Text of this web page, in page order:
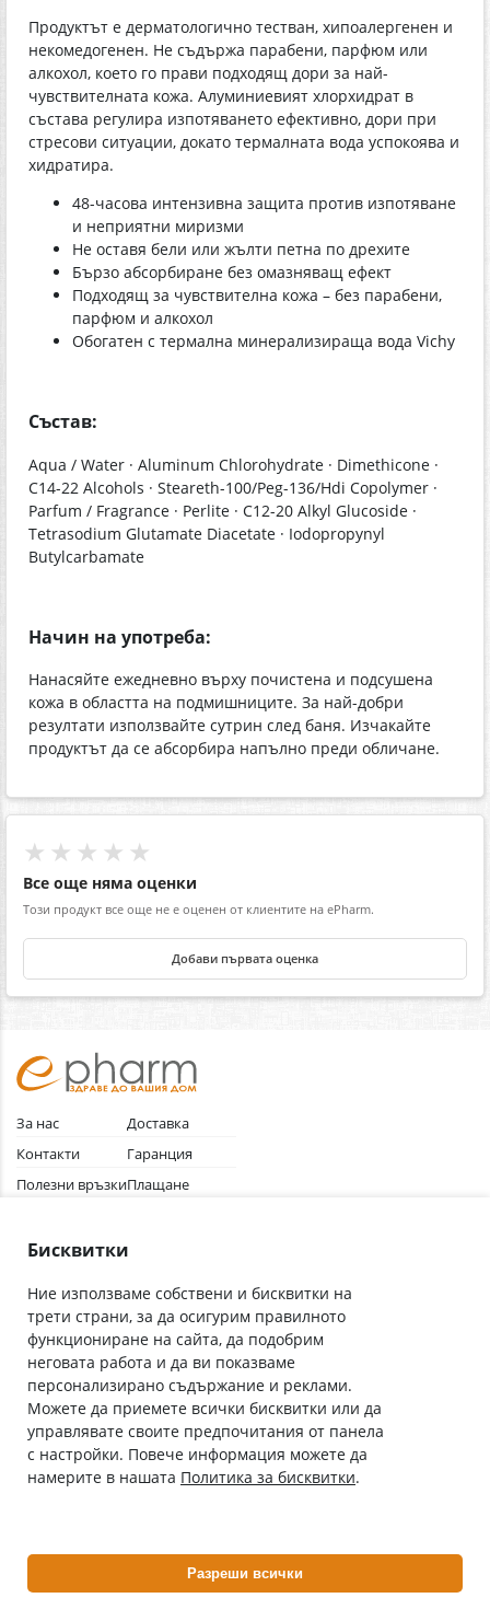
Продуктът е дерматологично тестван, хипоалергенен и
некомедогенен. Не съдържа парабени, парфюм или
алкохол, което го прави подходящ дори за най-
чувствителната кожа. Алуминиевият хлорхидрат в
състава регулира изпотяването ефективно, дори при
стресови ситуации, докато термалната вода успокоява и
хидратира.
48-часова интензивна защита против изпотяване
и неприятни миризми
Не оставя бели или жълти петна по дрехите
Бързо абсорбиране без омазняващ ефект
Подходящ за чувствителна кожа – без парабени,
парфюм и алкохол
Обогатен с термална минерализираща вода Vichy
Състав:
Aqua / Water · Aluminum Chlorohydrate · Dimethicone ·
C14-22 Alcohols · Steareth-100/Peg-136/Hdi Copolymer ·
Parfum / Fragrance · Perlite · C12-20 Alkyl Glucoside ·
Tetrasodium Glutamate Diacetate · Iodopropynyl
Butylcarbamate
Начин на употреба:
Нанасяйте ежедневно върху почистена и подсушена
кожа в областта на подмишниците. За най-добри
резултати използвайте сутрин след баня. Изчакайте
продуктът да се абсорбира напълно преди обличане.
★★★★★
Все още няма оценки
Този продукт все още не е оценен от клиентите на ePharm.
Добави първата оценка
За нас
Контакти
Полезни връзки
Общи условия
Доставка
Гаранция
Плащане
Абонирай се за нашия бюлетин
С абонамента се съгласявам сПолитиката за лични данни.
Онлайн аптека, част от аптеки „Ванчева“
ePharm е лицензирана онлайн аптека от
Бисквитки
Ние използваме собствени и бисквитки на
трети страни, за да осигурим правилното
функциониране на сайта, да подобрим
неговата работа и да ви показваме
персонализирано съдържание и реклами.
Можете да приемете всички бисквитки или да
управлявате своите предпочитания от панела
с настройки. Повече информация можете да
намерите в нашата Политика за бисквитки.
Разреши всички